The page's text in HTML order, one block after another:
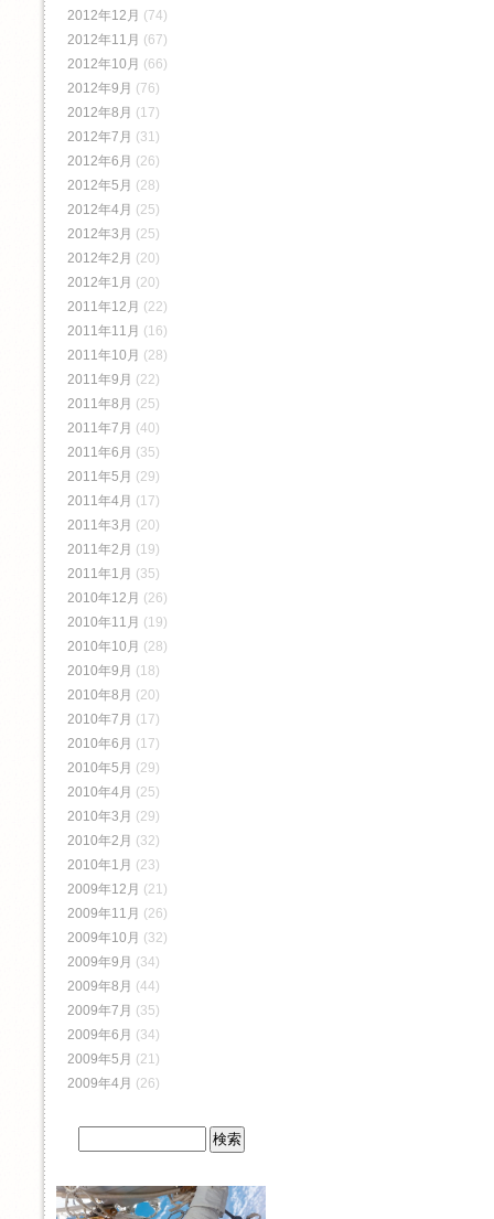
2012年12月 (74)
2012年11月 (67)
2012年10月 (66)
2012年9月 (76)
2012年8月 (17)
2012年7月 (31)
2012年6月 (26)
2012年5月 (28)
2012年4月 (25)
2012年3月 (25)
2012年2月 (20)
2012年1月 (20)
2011年12月 (22)
2011年11月 (16)
2011年10月 (28)
2011年9月 (22)
2011年8月 (25)
2011年7月 (40)
2011年6月 (35)
2011年5月 (29)
2011年4月 (17)
2011年3月 (20)
2011年2月 (19)
2011年1月 (35)
2010年12月 (26)
2010年11月 (19)
2010年10月 (28)
2010年9月 (18)
2010年8月 (20)
2010年7月 (17)
2010年6月 (17)
2010年5月 (29)
2010年4月 (25)
2010年3月 (29)
2010年2月 (32)
2010年1月 (23)
2009年12月 (21)
2009年11月 (26)
2009年10月 (32)
2009年9月 (34)
2009年8月 (44)
2009年7月 (35)
2009年6月 (34)
2009年5月 (21)
2009年4月 (26)